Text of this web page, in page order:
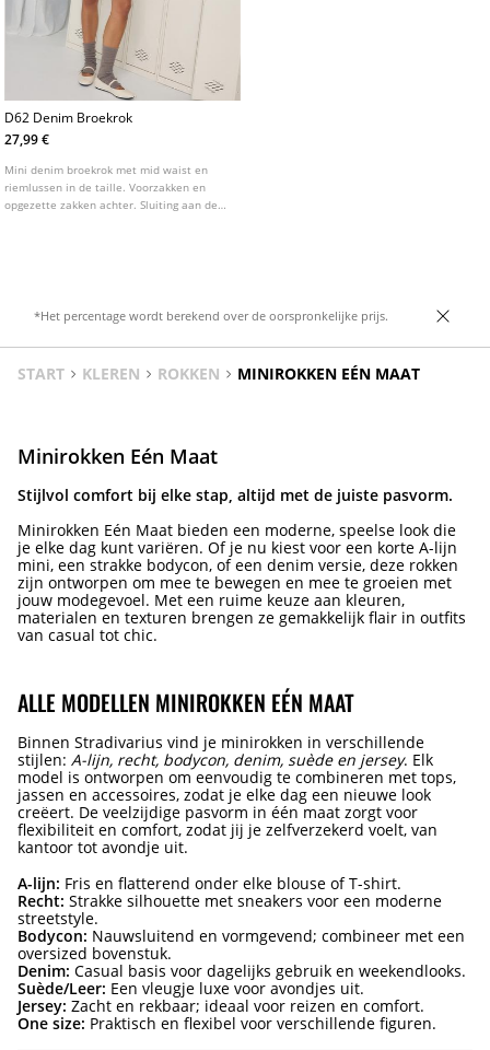
D62 Denim Broekrok
27,99 €
Mini denim broekrok met mid waist en
riemlussen in de taille. Voorzakken en
opgezette zakken achter. Sluiting aan de
*Het percentage wordt berekend over de oorspronkelijke prijs.
START KLEREN ROKKEN MINIROKKEN EÉN MAAT
Minirokken Eén Maat
Stijlvol comfort bij elke stap, altijd met de juiste pasvorm.
Minirokken Eén Maat bieden een moderne, speelse look die
je elke dag kunt variëren. Of je nu kiest voor een korte A-lijn
mini, een strakke bodycon, of een denim versie, deze rokken
zijn ontworpen om mee te bewegen en mee te groeien met
jouw modegevoel. Met een ruime keuze aan kleuren,
materialen en texturen brengen ze gemakkelijk flair in outfits
van casual tot chic.
ALLE MODELLEN MINIROKKEN EÉN MAAT
Binnen Stradivarius vind je minirokken in verschillende
stijlen: A-lijn, recht, bodycon, denim, suède en jersey. Elk
model is ontworpen om eenvoudig te combineren met tops,
jassen en accessoires, zodat je elke dag een nieuwe look
creëert. De veelzijdige pasvorm in één maat zorgt voor
flexibiliteit en comfort, zodat jij je zelfverzekerd voelt, van
kantoor tot avondje uit.
A-lijn: Fris en flatterend onder elke blouse of T-shirt.
Recht: Strakke silhouette met sneakers voor een moderne
streetstyle.
Bodycon: Nauwsluitend en vormgevend; combineer met een
oversized bovenstuk.
Denim: Casual basis voor dagelijks gebruik en weekendlooks.
Suède/Leer: Een vleugje luxe voor avondjes uit.
Jersey: Zacht en rekbaar; ideaal voor reizen en comfort.
One size: Praktisch en flexibel voor verschillende figuren.